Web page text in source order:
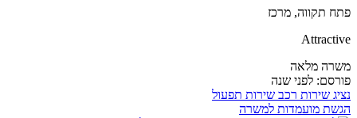
פתח תקווה, מרכז
Attractive
משרה מלאה
פורסם: לפני שנה
נציג שירות רכב שירות תפעול
הגשת מועמדות למשרה